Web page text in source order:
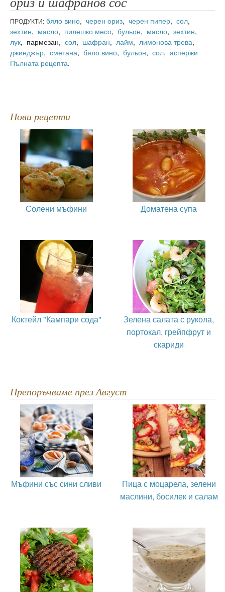
ПРОДУКТИ: бяло вино, черен ориз, черен пипер, сол,
зехтин, масло, пилешко месо, бульон, масло, зехтин,
лук, пармезан, сол, шафран, лайм, лимонова трева,
джинджър, сметана, бяло вино, бульон, сол, аспержи
Пълната рецепта.
Нови рецепти
Солени мъфини Доматена супа
Коктейл "Кампари сода"
Зелена салата с рукола,
портокал, грейпфрут и
скариди
Препоръчваме през Август
Мъфини със сини сливи
Пица с моцарела, зелени
маслини, босилек и салам